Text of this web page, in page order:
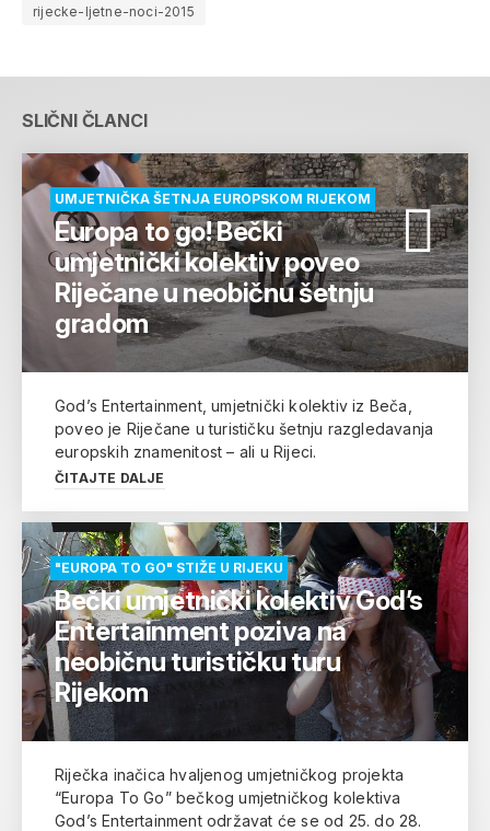
rijecke-ljetne-noci-2015
SLIČNI ČLANCI
UMJETNIČKA ŠETNJA EUROPSKOM RIJEKOM
Europa to go! Bečki
umjetnički kolektiv poveo
Riječane u neobičnu šetnju
gradom
God’s Entertainment, umjetnički kolektiv iz Beča,
poveo je Riječane u turističku šetnju razgledavanja
europskih znamenitost – ali u Rijeci.
ČITAJTE DALJE
"EUROPA TO GO" STIŽE U RIJEKU
Bečki umjetnički kolektiv God’s
Entertainment poziva na
neobičnu turističku turu
Rijekom
Riječka inačica hvaljenog umjetničkog projekta
“Europa To Go” bečkog umjetničkog kolektiva
God’s Entertainment održavat će se od 25. do 28.